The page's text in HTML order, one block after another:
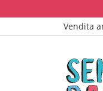
Vendita